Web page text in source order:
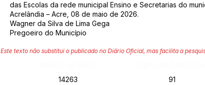
das Escolas da rede municipal Ensino e Secretarias do
Acrelândia – Acre, 08 de maio de 2026.
Wagner da Silva de Lima Gega
Pregoeiro do Município
Este texto não substitui o publicado no Diário Oficial, mas facilita a
14263
91